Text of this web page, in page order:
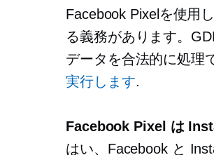
Facebook Pixelを使用
る義務があります。
データを合法的に処理
実行します.
Facebook Pixel は
はい、Facebook と